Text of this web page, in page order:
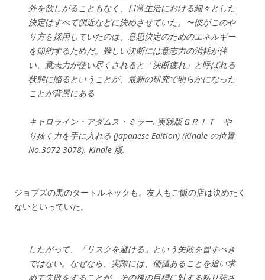
外を欲しがることもなく、日常生活における細々とした
決定はすべて側近などに決めさせていた。〜彼がこのや
り方を採用していたのは、意思決定のためのエネルギー
を節約するためだ。難しい決断には意志力の消耗が伴
い、意志力が使い尽くされると「決断疲れ」と呼ばれる
状態に陥るということが、最新の研究で明らかになった
ことが背景にある
キャロライン・アダムス・ミラー. 実践版ＧＲＩＴ や
り抜く力を手に入れる (Japanese Edition) (Kindle の位置
No.3072-3078). Kindle 版.
ジョブズの黒のタートルネックも。友人もご飯の店は決めたく
ないといっていた。
したがって、「リスクを避ける」という失敗を冒すべき
ではない。なぜなら、実際には、価値あることを追い求
めて失敗をすることが、その後の目標に対する粘り強さ